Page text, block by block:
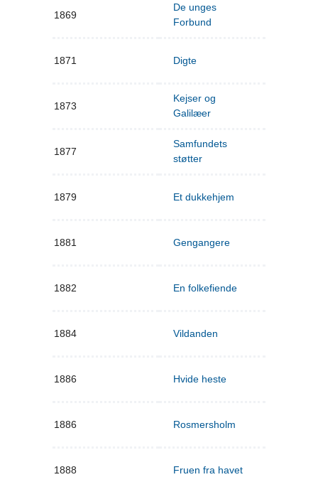
1869
De unges
Forbund
1871 Digte
1873
Kejser og
Galilæer
1877
Samfundets
støtter
1879 Et dukkehjem
1881 Gengangere
1882 En folkefiende
1884 Vildanden
1886 Hvide heste
1886 Rosmersholm
1888 Fruen fra havet